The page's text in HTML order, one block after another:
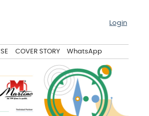
Login
COVER STORY WhatsApp